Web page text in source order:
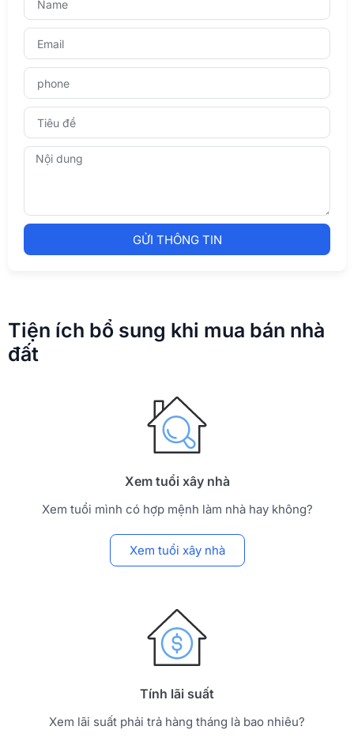
GỬI THÔNG TIN
Tiện ích bổ sung khi mua bán nhà
đất
Xem tuổi xây nhà
Xem tuổi mình có hợp mệnh làm nhà hay không?
Xem tuổi xây nhà
Tính lãi suất
Xem lãi suất phải trả hàng tháng là bao nhiêu?